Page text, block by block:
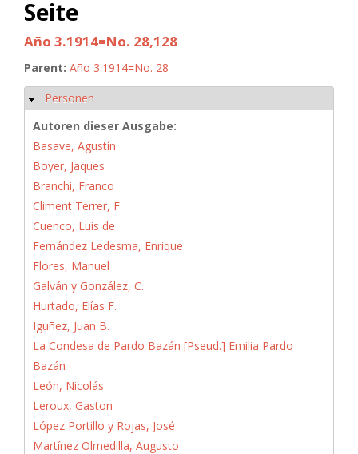
Seite
Año 3.1914=No. 28,128
Parent: Año 3.1914=No. 28
Hide
Personen
Autoren dieser Ausgabe:
Basave, Agustín
Boyer, Jaques
Branchi, Franco
Climent Terrer, F.
Cuenco, Luis de
Fernández Ledesma, Enrique
Flores, Manuel
Galván y González, C.
Hurtado, Elías F.
Iguñez, Juan B.
La Condesa de Pardo Bazán [Pseud.] Emilia Pardo
Bazán
León, Nicolás
Leroux, Gaston
López Portillo y Rojas, José
Martínez Olmedilla, Augusto